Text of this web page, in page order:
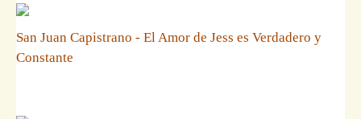
San Juan Capistrano - El Amor de Jess es Verdadero y
Constante